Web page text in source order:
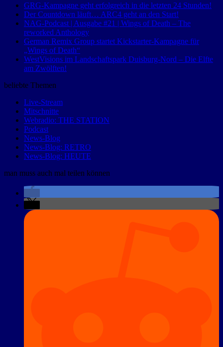
GRG-Kampagne geht erfolgreich in die letzten 24 Stunden!
Der Countdown läuft… ARC4 geht an den Start!
NAG-Podcast | Ausgabe #21 | Wings of Death – The
reworked Anthology
German Remix Group startet Kickstarter-Kampagne für
„Wings of Death“
WestVisions im Landschaftspark Duisburg-Nord – Die Elfte
am Zwölften!
beliebte Themen
Live-Stream
Mitschnitte
Webradio: THE STATION
Podcast
News-Blog
News-Blog: RETRO
News-Blog: HEUTE
man muss auch mal teilen können